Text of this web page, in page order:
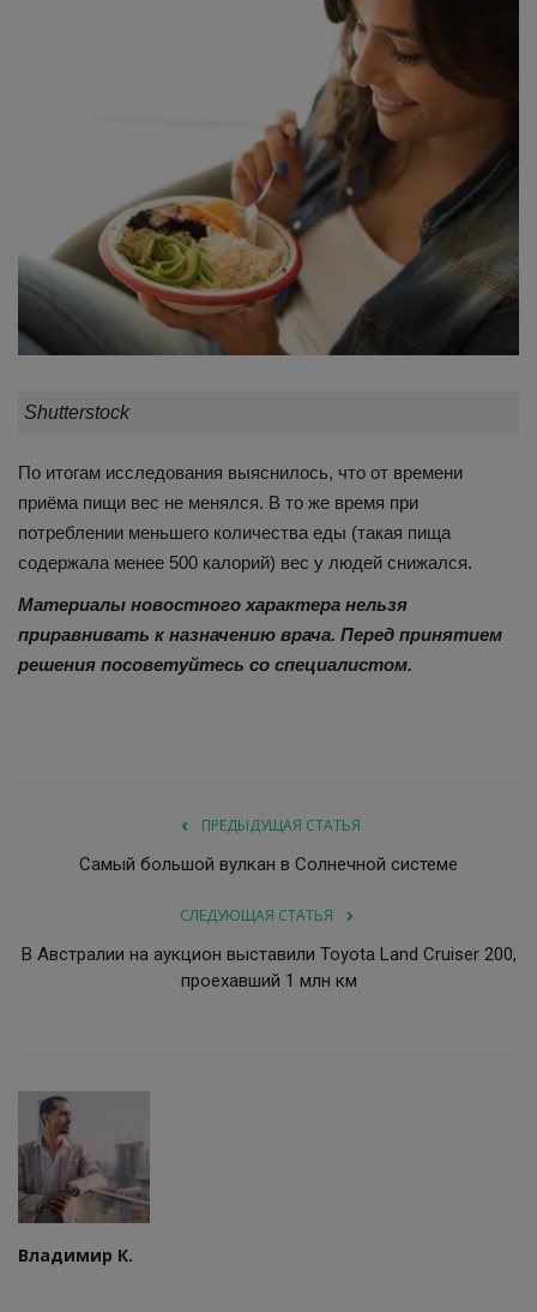
Shutterstock
По итогам исследования выяснилось, что от времени
приёма пищи вес не менялся. В то же время при
потреблении меньшего количества еды (такая пища
содержала менее 500 калорий) вес у людей снижался.
Материалы новостного характера нельзя
приравнивать к назначению врача. Перед принятием
решения посоветуйтесь со специалистом.
ПРЕДЫДУЩАЯ СТАТЬЯ
Самый большой вулкан в Солнечной системе
СЛЕДУЮЩАЯ СТАТЬЯ
В Австралии на аукцион выставили Toyota Land Cruiser 200,
проехавший 1 млн км
Владимир К.